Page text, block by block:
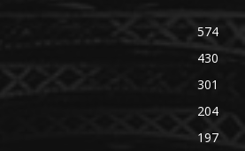
574
430
301
204
197